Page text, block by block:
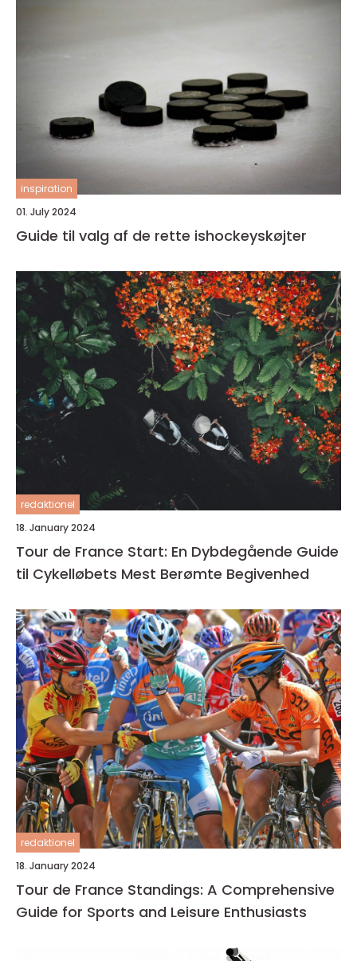
inspiration
01. July 2024
Guide til valg af de rette ishockeyskøjter
redaktionel
18. January 2024
Tour de France Start: En Dybdegående Guide
til Cykelløbets Mest Berømte Begivenhed
redaktionel
18. January 2024
Tour de France Standings: A Comprehensive
Guide for Sports and Leisure Enthusiasts